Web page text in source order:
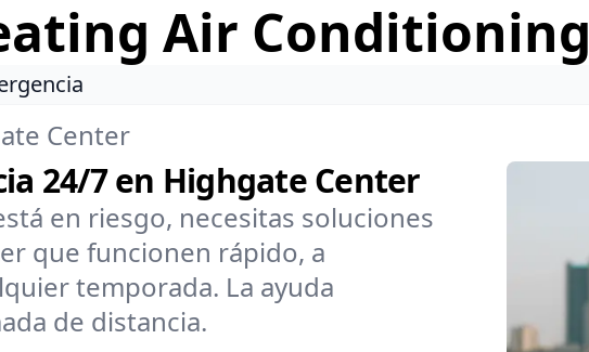
Air Conditioning
Center
24/7 en Highgate Center
en riesgo, necesitas soluciones
que funcionen rápido, a
temporada. La ayuda
de distancia.